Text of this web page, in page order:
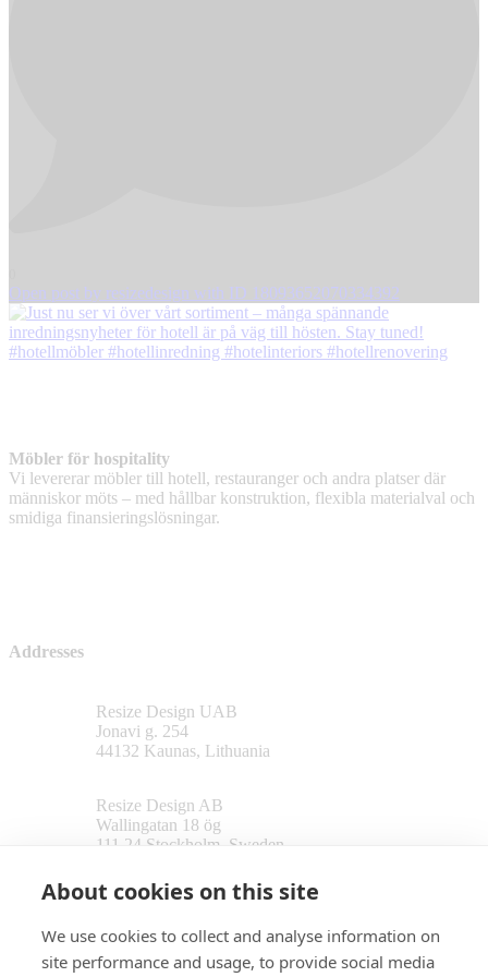
About cookies on this site
We use cookies to collect and analyse information on
site performance and usage, to provide social media
Open post by resizedesign with ID 18093652070334392
Möbler för hospitality
Vi levererar möbler till hotell, restauranger och andra platser där
människor möts – med hållbar konstruktion, flexibla materialval och
smidiga finansieringslösningar.
Addresses
Resize Design UAB
Jonavi g. 254
44132 Kaunas, Lithuania
Resize Design AB
Wallingatan 18 ög
111 24 Stockholm, Sweden
Follow us